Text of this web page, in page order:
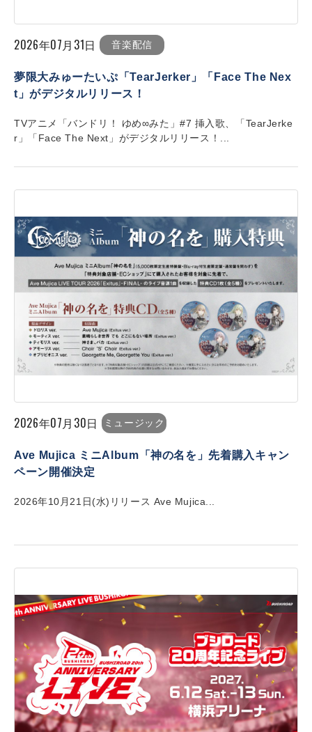
2026年07月31日 音楽配信
夢限大みゅーたいぷ「TearJerker」「Face The Nex
t」がデジタルリリース！
TVアニメ「バンドリ！ ゆめ∞みた」#7 挿入歌、「TearJerke
r」「Face The Next」がデジタルリリース！...
2026年07月30日 ミュージック
Ave Mujica ミニAlbum「神の名を」先着購入キャン
ペーン開催決定
2026年10月21日(水)リリース Ave Mujica...